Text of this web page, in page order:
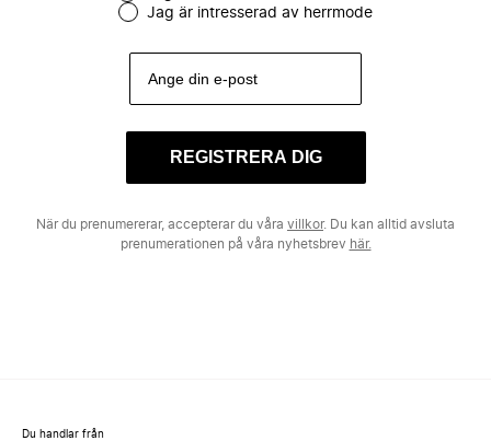
Jag är intresserad av herrmode
REGISTRERA DIG
När du prenumererar, accepterar du våra villkor. Du kan alltid avsluta
prenumerationen på våra nyhetsbrev här.
Du handlar från